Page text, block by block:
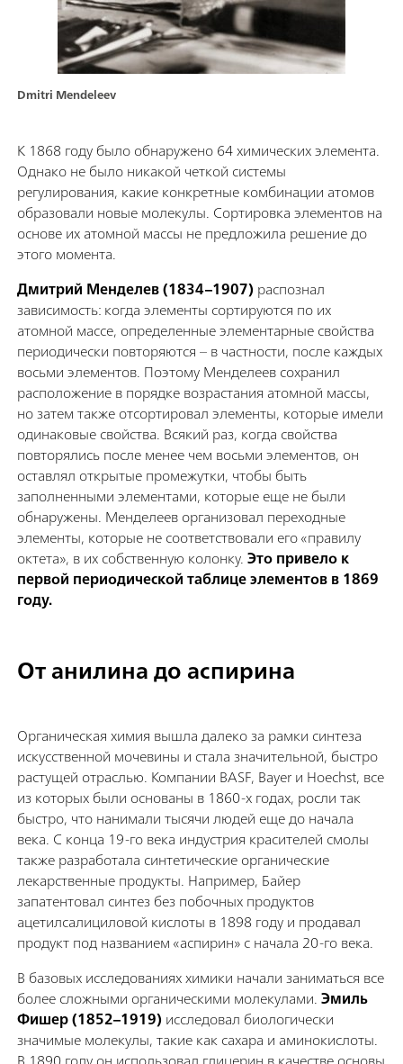
Dmitri Mendeleev
К 1868 году было обнаружено 64 химических элемента.
Однако не было никакой четкой системы
регулирования, какие конкретные комбинации атомов
образовали новые молекулы. Сортировка элементов на
основе их атомной массы не предложила решение до
этого момента.
Дмитрий Менделев (1834–1907) распознал
зависимость: когда элементы сортируются по их
атомной массе, определенные элементарные свойства
периодически повторяются – в частности, после каждых
восьми элементов. Поэтому Менделеев сохранил
расположение в порядке возрастания атомной массы,
но затем также отсортировал элементы, которые имели
одинаковые свойства. Всякий раз, когда свойства
повторялись после менее чем восьми элементов, он
оставлял открытые промежутки, чтобы быть
заполненными элементами, которые еще не были
обнаружены. Менделеев организовал переходные
элементы, которые не соответствовали его «правилу
октета», в их собственную колонку.Это привело к
первой периодической таблице элементов в 1869
году.
От анилина до аспирина
Органическая химия вышла далеко за рамки синтеза
искусственной мочевины и стала значительной, быстро
растущей отраслью. Компании BASF, Bayer и Hoechst, все
из которых были основаны в 1860-х годах, росли так
быстро, что нанимали тысячи людей еще до начала
века. С конца 19-го века индустрия красителей смолы
также разработала синтетические органические
лекарственные продукты. Например, Байер
запатентовал синтез без побочных продуктов
ацетилсалициловой кислоты в 1898 году и продавал
продукт под названием «аспирин» с начала 20-го века.
В базовых исследованиях химики начали заниматься все
более сложными органическими молекулами.Эмиль
Фишер (1852–1919) исследовал биологически
значимые молекулы, такие как сахара и аминокислоты.